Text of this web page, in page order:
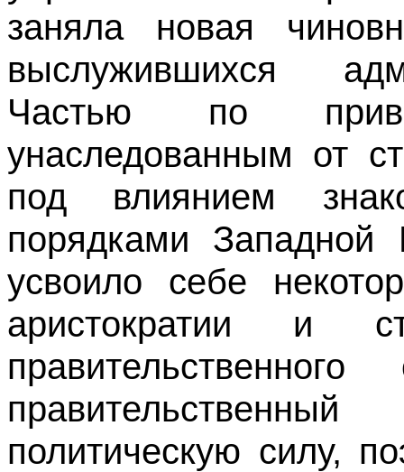
заняла новая
выслужившихся
Частью по
унаследованным от
под влиянием
порядками Западной
усвоило себе
аристократии и
политическую силу,